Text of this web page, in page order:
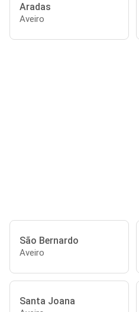
Aradas
Aveiro
São Bernardo
Aveiro
Santa Joana